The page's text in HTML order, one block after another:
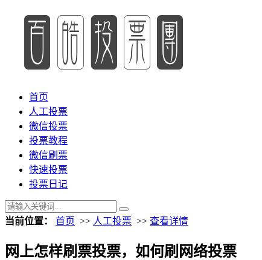
首页
人工投票
微信投票
投票教程
微信刷票
快速投票
投票日记
当前位置： 首页 >> 人工投票 >> 查看详情
网上怎样刷票投票，如何刷网络投票